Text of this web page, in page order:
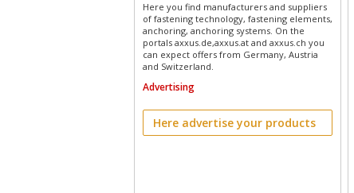
Here you find manufacturers and suppliers
of fastening technology, fastening elements,
anchoring, anchoring systems. On the
portals axxus.de,axxus.at and axxus.ch you
can expect offers from Germany, Austria
and Switzerland.
Advertising
Here advertise your products